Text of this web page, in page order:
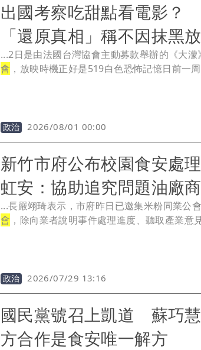
出國考察吃甜點看電影？
「還原真相」稱不因抹黑
...2日是由法國台灣協會主動募款舉辦的《大濛
會 ，放映時機正好是519白色恐怖記憶日前一
政治 2026/08/01 00:00
新竹市府公布校園食安處
虹安：協助追究問題油廠
...長嚴翊琦表示，市府昨日已邀集米粉同業公
會 ，除向業者說明事件處理進度、聽取產業意
政治 2026/07/29 13:16
國民黨號召上凱道 蘇巧
方合作是食安唯一解方